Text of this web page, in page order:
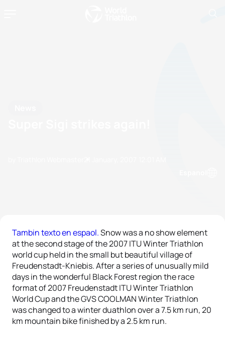
Tambin texto en espaol.Snow was a no show element
at the second stage of the 2007 ITU Winter Triathlon
world cup held in the small but beautiful village of
Freudenstadt-Kniebis. After a series of unusually mild
days in the wonderful Black Forest region the race
format of 2007 Freudenstadt ITU Winter Triathlon
World Cup and the GVS COOLMAN Winter Triathlon
was changed to a winter duathlon over a 7.5 km run, 20
km mountain bike finished by a 2.5 km run.